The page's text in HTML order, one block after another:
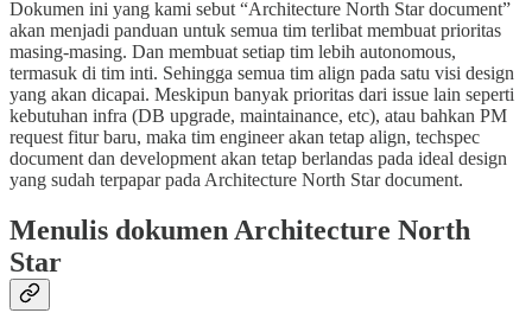
Dokumen ini yang kami sebut “Architecture North Star document”
akan menjadi panduan untuk semua tim terlibat membuat prioritas
masing-masing. Dan membuat setiap tim lebih autonomous,
termasuk di tim inti. Sehingga semua tim align pada satu visi design
yang akan dicapai. Meskipun banyak prioritas dari issue lain seperti
kebutuhan infra (DB upgrade, maintainance, etc), atau bahkan PM
request fitur baru, maka tim engineer akan tetap align, techspec
document dan development akan tetap berlandas pada ideal design
yang sudah terpapar pada Architecture North Star document.
Menulis dokumen Architecture North
Star